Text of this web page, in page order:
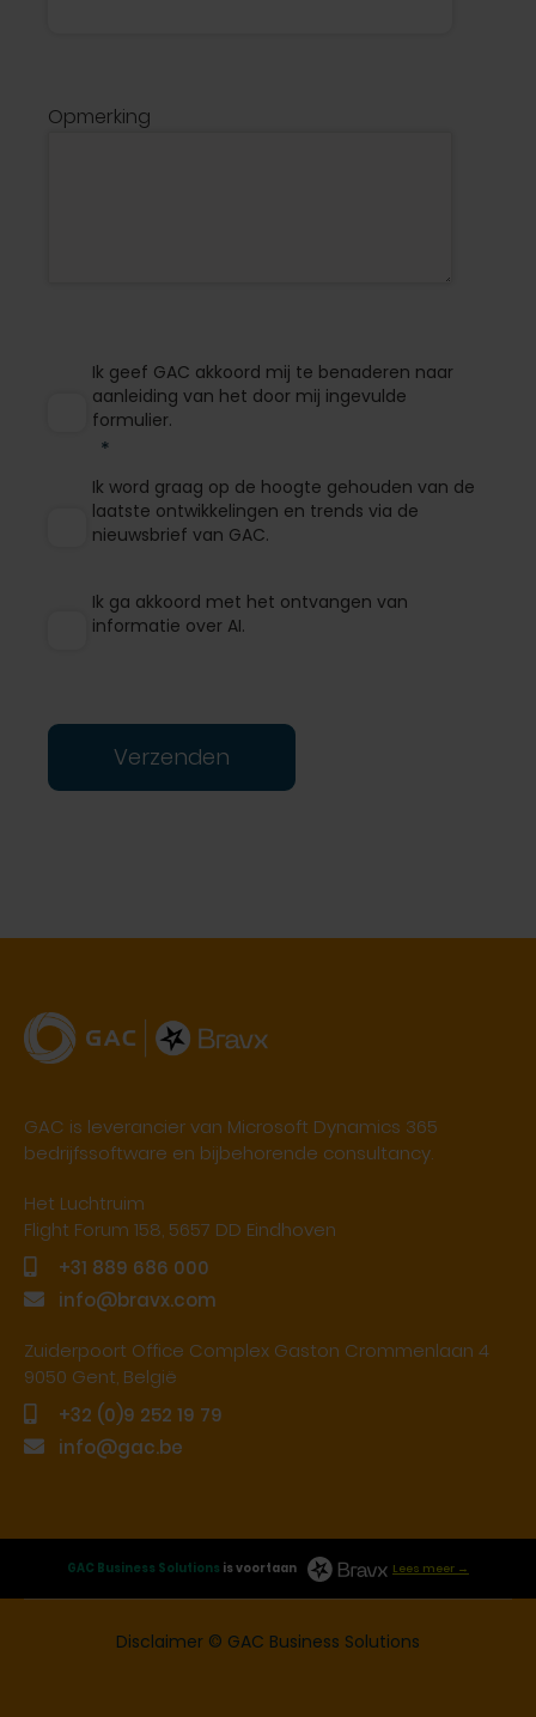
Opmerking
Ik geef GAC akkoord mij te benaderen naar
aanleiding van het door mij ingevulde
formulier.
Ik word graag op de hoogte gehouden van de
laatste ontwikkelingen en trends via de
nieuwsbrief van GAC.
Ik ga akkoord met het ontvangen van
informatie over AI.
Verzenden
GAC is leverancier van Microsoft Dynamics 365
bedrijfssoftware en bijbehorende consultancy.
Het Luchtruim
Flight Forum 158, 5657 DD Eindhoven
+31 889 686 000
info@bravx.com
Zuiderpoort Office Complex Gaston Crommenlaan 4
9050 Gent, België
+32 (0)9 252 19 79
info@gac.be
GAC Business Solutions is voortaan Lees meer →
Disclaimer © GAC Business Solutions